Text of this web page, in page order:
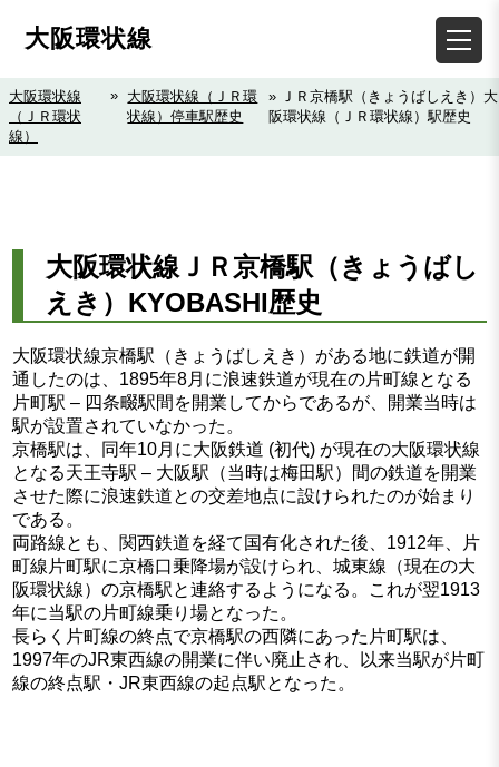
大阪環状線
大阪環状線
（ＪＲ環状
線）
» 大阪環状線（ＪＲ環
状線）停車駅歴史
» ＪＲ京橋駅（きょうばしえき）大
阪環状線（ＪＲ環状線）駅歴史
大阪環状線ＪＲ京橋駅（きょうばし
えき）KYOBASHI歴史
大阪環状線京橋駅（きょうばしえき）がある地に鉄道が開
通したのは、1895年8月に浪速鉄道が現在の片町線となる
片町駅 – 四条畷駅間を開業してからであるが、開業当時は
駅が設置されていなかった。
京橋駅は、同年10月に大阪鉄道 (初代) が現在の大阪環状線
となる天王寺駅 – 大阪駅（当時は梅田駅）間の鉄道を開業
させた際に浪速鉄道との交差地点に設けられたのが始まり
である。
両路線とも、関西鉄道を経て国有化された後、1912年、片
町線片町駅に京橋口乗降場が設けられ、城東線（現在の大
阪環状線）の京橋駅と連絡するようになる。これが翌1913
年に当駅の片町線乗り場となった。
長らく片町線の終点で京橋駅の西隣にあった片町駅は、
1997年のJR東西線の開業に伴い廃止され、以来当駅が片町
線の終点駅・JR東西線の起点駅となった。